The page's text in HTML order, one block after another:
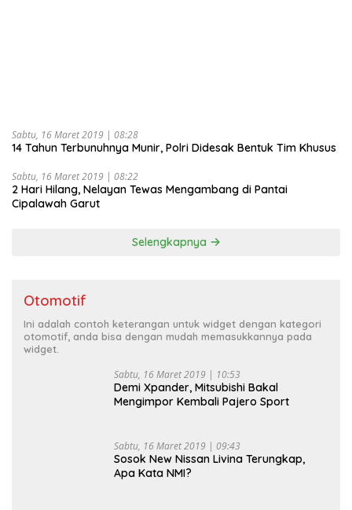
Sabtu, 16 Maret 2019 | 08:28
14 Tahun Terbunuhnya Munir, Polri Didesak Bentuk Tim Khusus
Sabtu, 16 Maret 2019 | 08:22
2 Hari Hilang, Nelayan Tewas Mengambang di Pantai
Cipalawah Garut
Selengkapnya
Otomotif
Ini adalah contoh keterangan untuk widget dengan kategori
otomotif, anda bisa dengan mudah memasukkannya pada
widget.
Sabtu, 16 Maret 2019 | 10:53
Demi Xpander, Mitsubishi Bakal
Mengimpor Kembali Pajero Sport
Sabtu, 16 Maret 2019 | 09:43
Sosok New Nissan Livina Terungkap,
Apa Kata NMI?